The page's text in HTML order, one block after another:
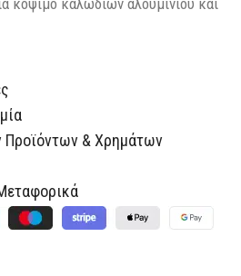
κόψιμο καλωδίων αλουμινίου και
Προϊόντων & Χρημάτων